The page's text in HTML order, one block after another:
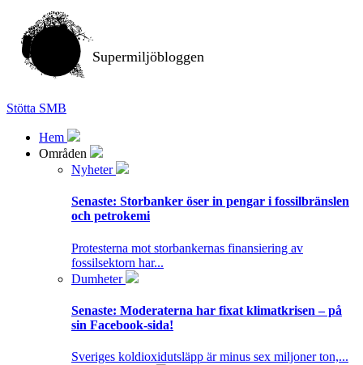
Supermiljöbloggen
Stötta SMB
Hem
Områden
Nyheter
Senaste: Storbanker öser in pengar i fossilbränslen
och petrokemi
Protesterna mot storbankernas finansiering av
fossilsektorn har...
Dumheter
Senaste: Moderaterna har fixat klimatkrisen – på
sin Facebook-sida!
Sveriges koldioxidutsläpp är minus sex miljoner ton,...